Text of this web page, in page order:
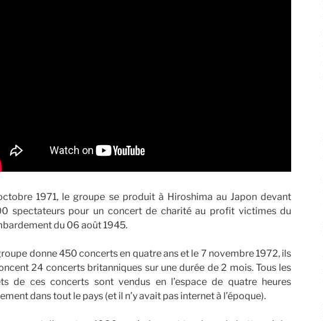
1971, le groupe se produit à Hiroshima au Japon devant
spectateurs pour un concert de charité au profit victimes du
du 06 août 1945.
donne 450 concerts en quatre ans et le 7 novembre 1972, ils
24 concerts britanniques sur une durée de 2 mois. Tous les
de ces concerts sont vendus en l’espace de quatre heures
dans tout le pays (et il n’y avait pas internet à l’époque).